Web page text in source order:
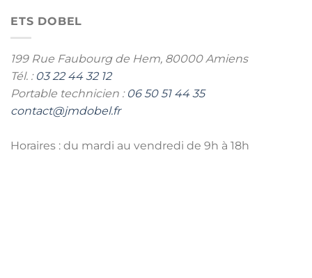
ETS DOBEL
199 Rue Faubourg de Hem, 80000 Amiens
Tél. : 03 22 44 32 12
Portable technicien : 06 50 51 44 35
contact@jmdobel.fr
Horaires : du mardi au vendredi de 9h à 18h